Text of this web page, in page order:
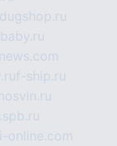
dugshop.ru
f-ship.ru
online.com